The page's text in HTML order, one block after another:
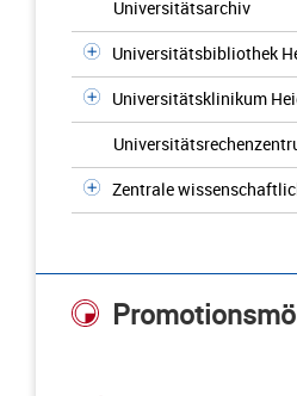
Universitätsarchiv
Universitätsbibliothek
Universitätsklinikum
Zentrale